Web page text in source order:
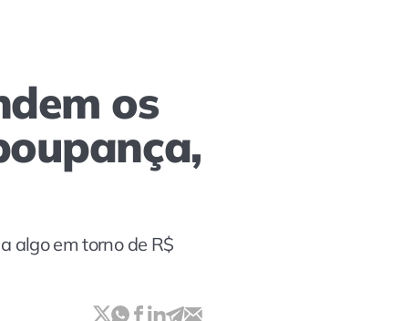
os
algo em torno de R$